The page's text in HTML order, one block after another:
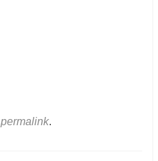
permalink.